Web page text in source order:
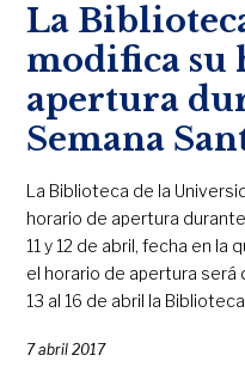
La
modifica su
apertura
Semana
La Biblioteca de la
horario de apertura
11 y 12 de abril, fecha en la
el horario de apertura será
13 al 16 de abril la
7 abril 2017